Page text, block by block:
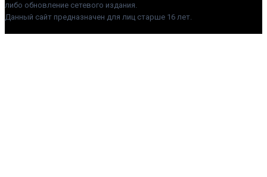
либо обновление сетевого издания.
Данный сайт предназначен для лиц старше 16 лет.